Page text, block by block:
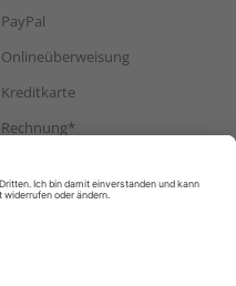
PayPal
Onlineüberweisung
Kreditkarte
Rechnung*
Versand